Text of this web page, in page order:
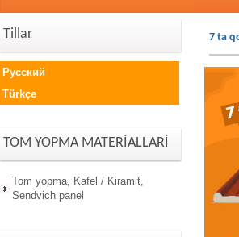
Tillar
Русский
Türkçe
TOM YOPMA MATERİALLARİ
Tom yopma, Kafel / Kiramit,
Sendvich panel
7 ta